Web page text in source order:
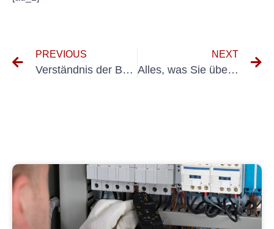
PREVIOUS
Verständnis der Bedeutung von Wiederholungsprüfung für ortsveränderlicher elektrischer betrieb
NEXT
Alles, was Sie über Dekra UVV Holzung wissen müssen